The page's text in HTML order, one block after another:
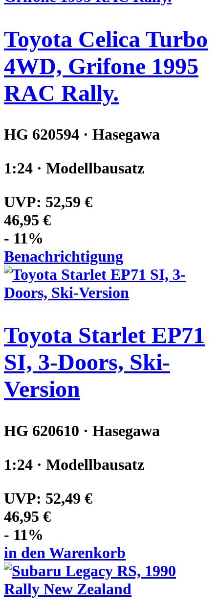
Toyota Celica Turbo
4WD, Grifone 1995
RAC Rally.
HG 620594 · Hasegawa
1:24 · Modellbausatz
UVP: 52,59 €
46,95 €
- 11%
Benachrichtigung
Toyota Starlet EP71
SI, 3-Doors, Ski-
Version
HG 620610 · Hasegawa
1:24 · Modellbausatz
UVP: 52,49 €
46,95 €
- 11%
in den Warenkorb